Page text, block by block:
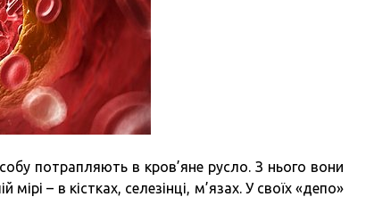
потрапляють в кров’яне русло. З нього вони
– в кістках, селезінці, м’язах. У своїх «депо»